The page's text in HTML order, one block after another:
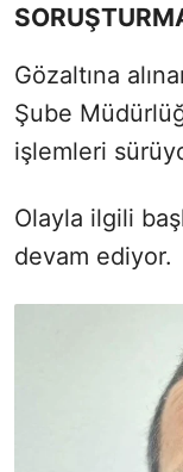
Gözaltına
Şube
işlemleri
Olayla ilgili
devam ediyor.